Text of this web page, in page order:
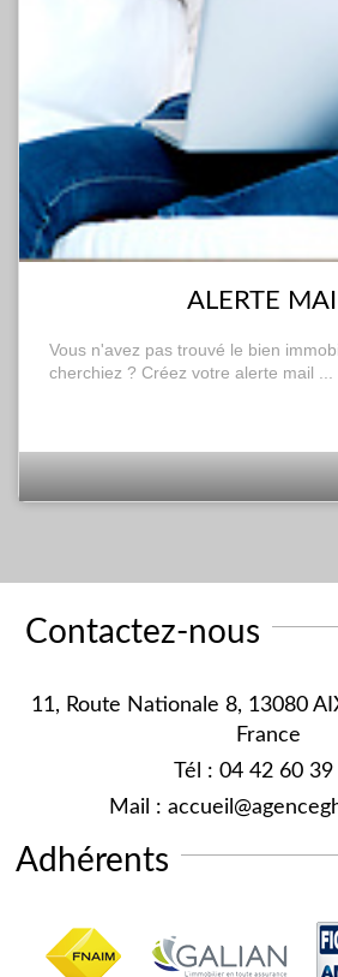
ALERTE
Vous n'avez pas trouvé le bien
cherchiez ? Créez votre alerte mail ...
Contactez-nous
11, Route Nationale 8, 13080
France
Tél : 04 42 60 39
Mail :
Adhérents